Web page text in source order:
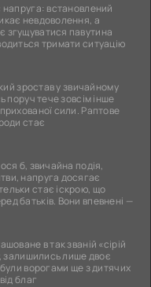
напруга: встановлений
невдоволення, а
згущуватися павутина
тримати ситуацію
зростав у звичайному
поруч тече зовсім інше
сили. Раптове
стає
б, звичайна подія,
напруга досягає
стає іскрою, що
батьків. Вони впевнені —
в так званій «сірій
залишились лише двоє
ворогами ще з дитячих
благ